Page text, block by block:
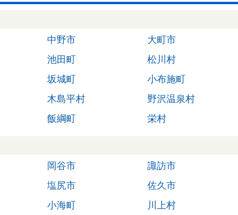
中野市
大町市
池田町
松川村
坂城町
小布施町
木島平村
野沢温泉村
飯綱町 栄村
岡谷市
諏訪市
塩尻市
佐久市
小海町
川上村